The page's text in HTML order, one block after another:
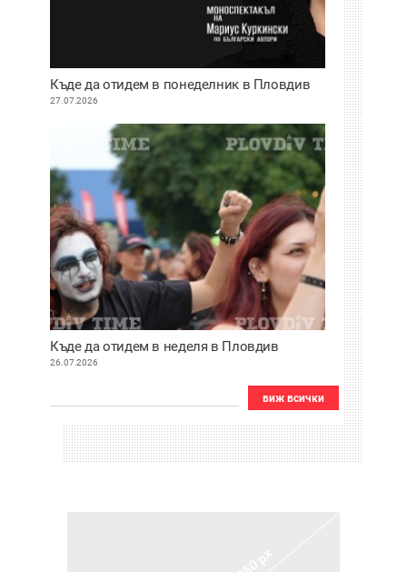
Къде да отидем в понеделник в Пловдив
27.07.2026
Къде да отидем в неделя в Пловдив
26.07.2026
виж всички